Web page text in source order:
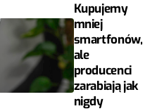
Kupujemy
mniej
smartfonów,
ale
producenci
zarabiają jak
nigdy